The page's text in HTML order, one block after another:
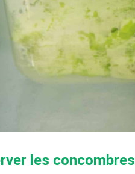
les concombres